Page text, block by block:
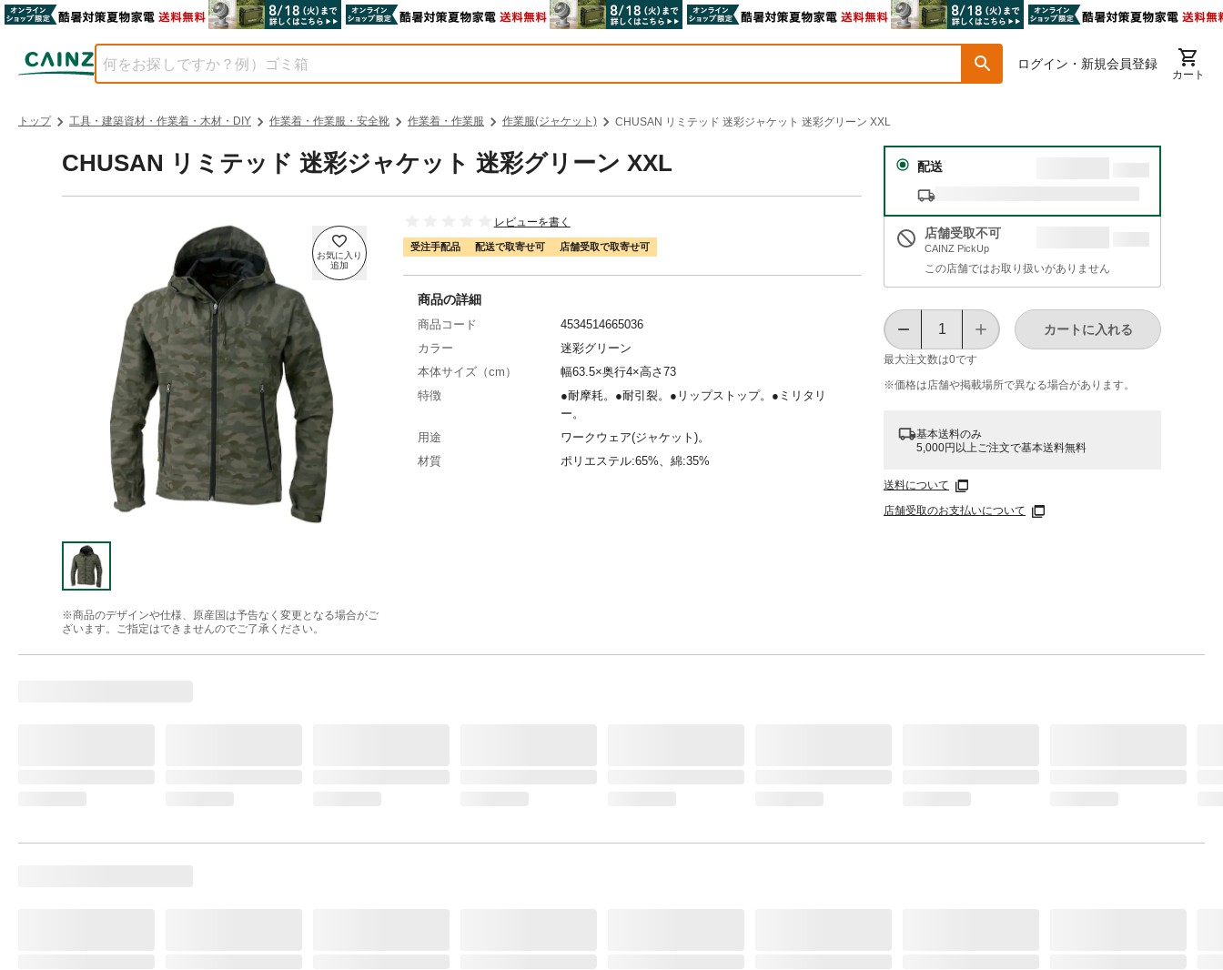
ログイン・新規会員登録
カート
トップ 工具・建築資材・作業着・木材・DIY 作業着・作業服・安全靴 作業着・作業服 作業服(ジャケット) CHUSAN リミテッド 迷彩ジャケット 迷彩グリーン XXL
CHUSAN リミテッド 迷彩ジャケット 迷彩グリーン XXL
※商品のデザインや仕様、原産国は予告なく変更となる場合がご
ざいます。ご指定はできませんのでご了承ください。
レビューを書く
受注手配品 配送で取寄せ可 店舗受取で取寄せ可
配送
店舗受取不可
CAINZ PickUp
この店舗ではお取り扱いがありません
最大注文数は0です
カートに入れる
※価格は​店舗や​掲載場所で​異なる​場合が​あります。
基本送料のみ
5,000円以上ご注文で基本送料無料
送料について
店舗受取のお支払いについて
商品の詳細
商品コード
4534514665036
カラー
迷彩グリーン
本体サイズ（cm）
幅63.5×奥行4×高さ73
特徴
●耐摩耗。●耐引裂。●リップストップ。●ミリタリ
ー。
用途
ワークウェア(ジャケット)。
材質
ポリエステル:65%、綿:35%